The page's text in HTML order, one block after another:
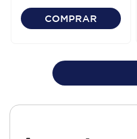
COMPRAR